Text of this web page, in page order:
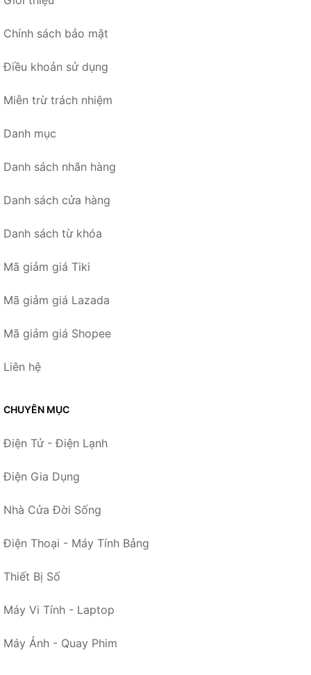
Chính sách bảo mật
Điều khoản sử dụng
Miễn trừ trách nhiệm
Danh mục
Danh sách nhãn hàng
Danh sách cửa hàng
Danh sách từ khóa
Mã giảm giá Tiki
Mã giảm giá Lazada
Mã giảm giá Shopee
Liên hệ
CHUYÊN MỤC
Điện Tử - Điện Lạnh
Điện Gia Dụng
Nhà Cửa Đời Sống
Điện Thoại - Máy Tính Bảng
Thiết Bị Số
Máy Vi Tính - Laptop
Máy Ảnh - Quay Phim